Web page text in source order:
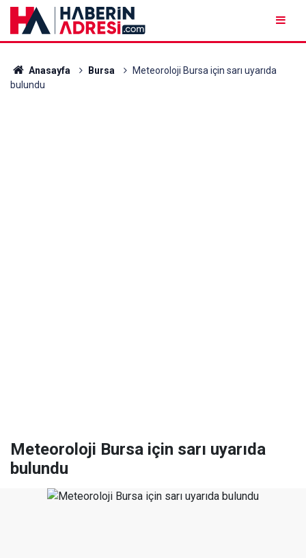
Anasayfa Bursa
Meteoroloji Bursa için sarı uyarıda
bulundu
Meteoroloji Bursa için sarı uyarıda
bulundu